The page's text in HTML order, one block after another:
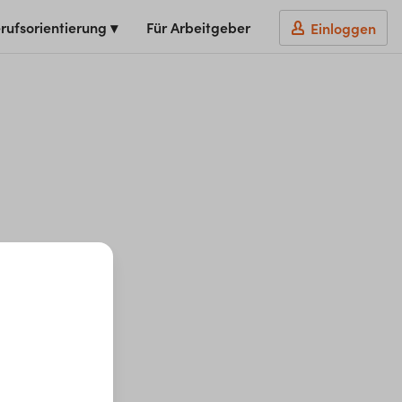
▾ Für Arbeitgeber Einloggen